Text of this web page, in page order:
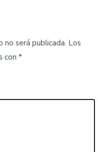
no será publicada. Los
con *